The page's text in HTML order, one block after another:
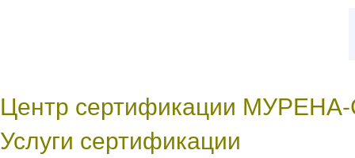
Центр сертификации
Услуги сертификации